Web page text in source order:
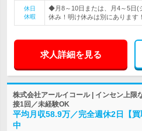
休日
休暇
◆月8～10日または、月4～5日
休み！明け休みは別にあります
求人詳細を見る
株式会社アールイコール | インセン上限
接1回／未経験OK
平均月収58.9万／完全週休2日【
中